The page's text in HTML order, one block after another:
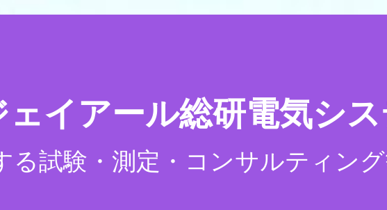
イアール総研電気シス
る試験・測定・コンサルティン